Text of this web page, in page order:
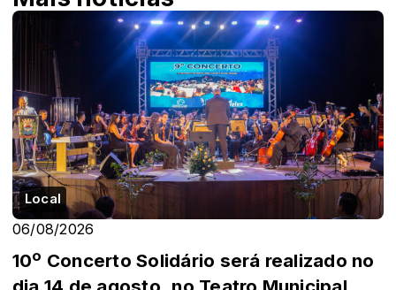
Local
06/08/2026
10º Concerto Solidário será realizado no